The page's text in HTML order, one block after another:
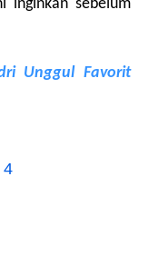
inginkan sebelum
Unggul Favorit
4